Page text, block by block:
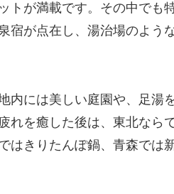
が満載です。その中でも
宿が点在し、湯治場のよう
内には美しい庭園や、足湯
れを癒した後は、東北なら
はきりたんぽ鍋、青森では